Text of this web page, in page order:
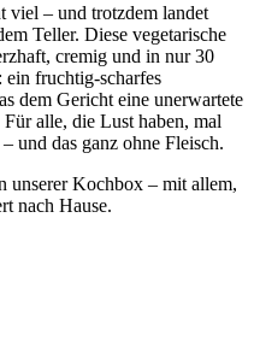
viel – und trotzdem landet
Teller. Diese vegetarische
cremig und in nur 30
fruchtig-scharfes
dem Gericht eine unerwartete
alle, die Lust haben, mal
und das ganz ohne Fleisch.
unserer Kochbox – mit allem,
nach Hause.